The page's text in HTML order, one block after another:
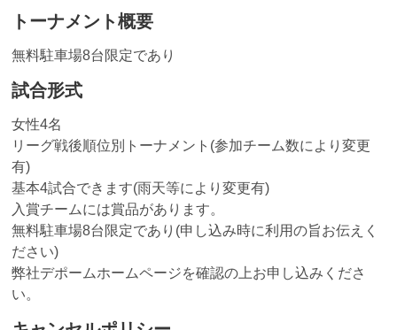
トーナメント概要
無料駐車場8台限定であり
試合形式
女性4名
リーグ戦後順位別トーナメント(参加チーム数により変更
有)
基本4試合できます(雨天等により変更有)
入賞チームには賞品があります。
無料駐車場8台限定であり(申し込み時に利用の旨お伝えく
ださい)
弊社デポームホームページを確認の上お申し込みくださ
い。